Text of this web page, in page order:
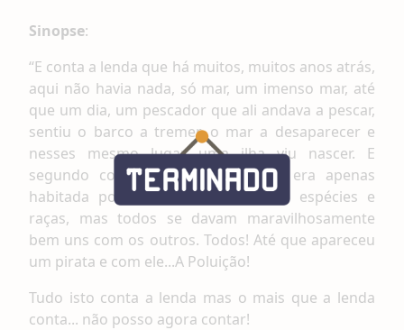
Sinopse:
“E conta a lenda que há muitos, muitos anos atrás,
aqui não havia nada, só mar, um imenso mar, até
que um dia, um pescador que ali andava a pescar,
sentiu o barco a tremer, o mar a desaparecer e
nesses mesmo lugar uma ilha viu nascer. E
segundo conta a lenda, essa ilha era apenas
habitada por animais de diferentes espécies e
raças, mas todos se davam maravilhosamente
bem uns com os outros. Todos! Até que apareceu
um pirata e com ele...A Poluição!
Tudo isto conta a lenda mas o mais que a lenda
conta... não posso agora contar!